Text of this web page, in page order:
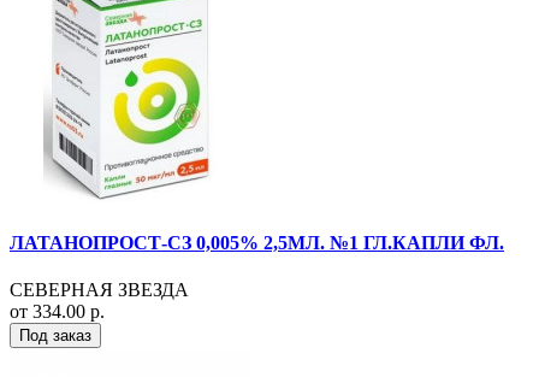
ЛАТАНОПРОСТ-СЗ 0,005% 2,5МЛ. №1 ГЛ.КАПЛИ ФЛ.
СЕВЕРНАЯ ЗВЕЗДА
от 334.00 р.
Под заказ